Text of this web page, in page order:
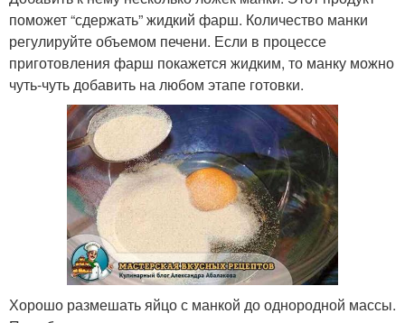
поможет “сдержать” жидкий фарш. Количество манки
регулируйте объемом печени. Если в процессе
приготовления фарш покажется жидким, то манку можно
чуть-чуть добавить на любом этапе готовки.
Хорошо размешать яйцо с манкой до однородной массы.